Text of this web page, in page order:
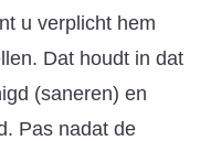
u verplicht hem
Dat houdt in dat
(saneren) en
Pas nadat de